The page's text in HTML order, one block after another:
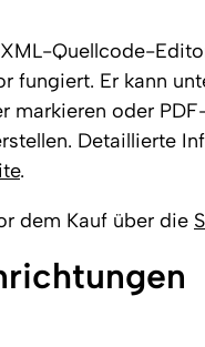
Quellcode-
Er kann
markieren oder
Detaillierte
.
dem Kauf über die